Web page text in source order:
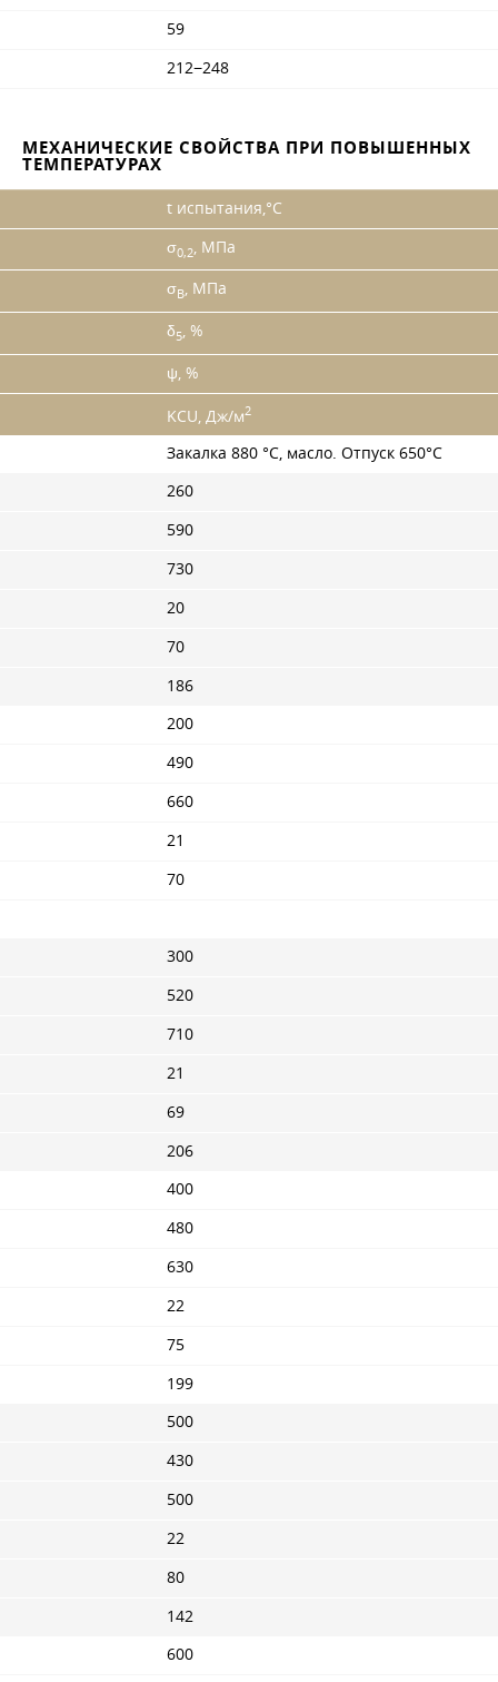
59
212−248
МЕХАНИЧЕСКИЕ СВОЙСТВА ПРИ ПОВЫШЕННЫХ
ТЕМПЕРАТУРАХ
t испытания,°C
σ0,2 , МПа
σB, МПа
δ5, %
ψ, %
KCU, Дж/м2
Закалка 880 °C, масло. Отпуск 650°С
260
590
730
20
70
186
200
490
660
21
70
300
520
710
21
69
206
400
480
630
22
75
199
500
430
500
22
80
142
600